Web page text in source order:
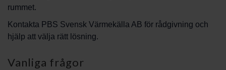
rummet.
Kontakta PBS Svensk Värmekälla AB för rådgivning och
hjälp att välja rätt lösning.
Vanliga frågor